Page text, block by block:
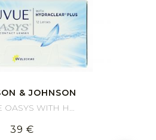
& JOHNSON
39 €